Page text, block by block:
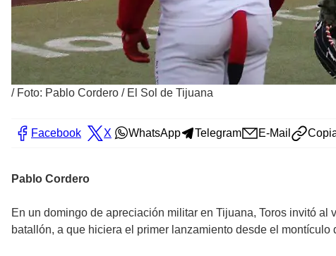
/ Foto: Pablo Cordero / El Sol de Tijuana
Facebook X WhatsApp Telegram E-Mail
Pablo Cordero
En un domingo de apreciación militar en Tijuana, Toros invitó
batallón, a que hiciera el primer lanzamiento desde el montículo